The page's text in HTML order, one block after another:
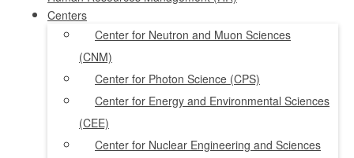
Centers
Center for Neutron and Muon Sciences
(CNM)
Center for Photon Science (CPS)
Center for Energy and Environmental Sciences
(CEE)
Center for Nuclear Engineering and Sciences